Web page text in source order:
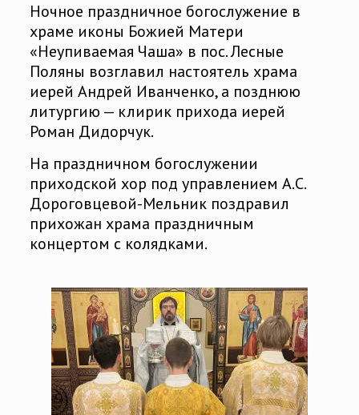
Ночное праздничное богослужение в
храме иконы Божией Матери
«Неупиваемая Чаша» в пос. Лесные
Поляны возглавил настоятель храма
иерей Андрей Иванченко, а позднюю
литургию — клирик прихода иерей
Роман Дидорчук.
На праздничном богослужении
приходской хор под управлением А.С.
Дороговцевой-Мельник поздравил
прихожан храма праздничным
концертом с колядками.